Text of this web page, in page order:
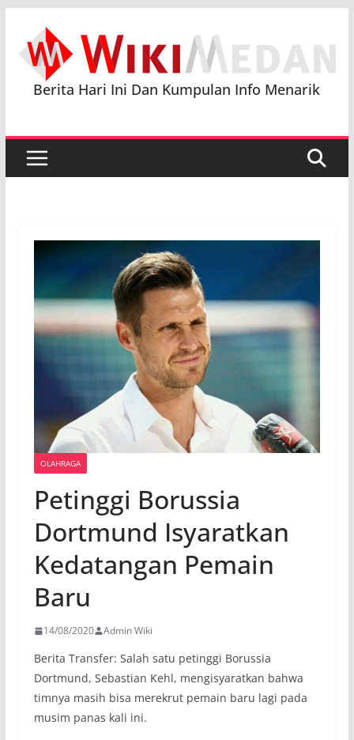
content
Berita Hari Ini Dan Kumpulan Info Menarik
OLAHRAGA
Petinggi Borussia
Dortmund Isyaratkan
Kedatangan Pemain
Baru
14/08/2020 Admin Wiki
Berita Transfer: Salah satu petinggi Borussia
Dortmund, Sebastian Kehl, mengisyaratkan bahwa
timnya masih bisa merekrut pemain baru lagi pada
musim panas kali ini.